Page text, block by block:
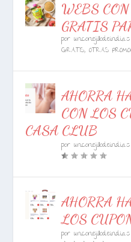
WEBS
GRATIS
porunconejillodeindias
GRATIS,OTRAS
AHORRA
CON LOS
CASA CLUB
porunconejillodeindias
AHORRA
LOS
porunconejillodeindias